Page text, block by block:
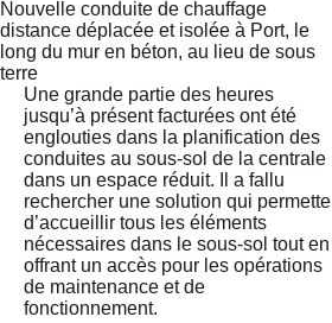
Nouvelle conduite de chauffage
distance déplacée et isolée à Port, le
long du mur en béton, au lieu de sous
terre
Une grande partie des heures
jusqu’à présent facturées ont été
englouties dans la planification des
conduites au sous-sol de la centrale
dans un espace réduit. Il a fallu
rechercher une solution qui permette
d’accueillir tous les éléments
nécessaires dans le sous-sol tout en
offrant un accès pour les opérations
de maintenance et de
fonctionnement.